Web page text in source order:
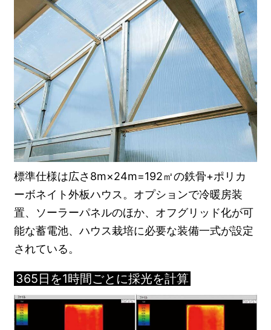
標準仕様は広さ8m×24m=192㎡の鉄骨+ポリカ
ーボネイト外板ハウス。オプションで冷暖房装
置、ソーラーパネルのほか、オフグリッド化が可
能な蓄電池、ハウス栽培に必要な装備一式が設定
されている。
365日を1時間ごとに採光を計算